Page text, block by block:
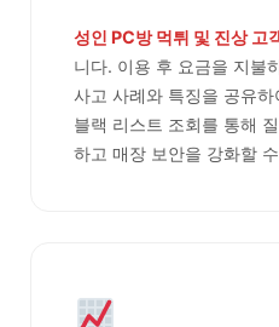
성인 PC방 먹튀 및 진상 고
니다. 이용 후 요금을 지불
사고 사례와 특징을 공유
블랙 리스트 조회를 통해
하고 매장 보안을 강화할